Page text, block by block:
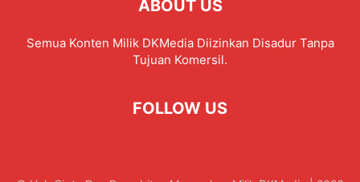
ABOUT US
Semua Konten Milik DKMedia Diizinkan Disadur Tanpa
Tujuan Komersil.
FOLLOW US